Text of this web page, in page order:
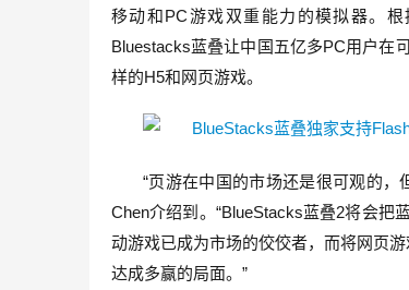
移动和PC游戏双重能力的模拟器。
Bluestacks蓝叠让中国五亿多PC用户在
样的H5和网页游戏。
“页游在中国的市场还是很可观的
Chen介绍到。“BlueStacks蓝叠2将会把
动游戏已成为市场的佼佼者，而将网页
达成多赢的局面。”